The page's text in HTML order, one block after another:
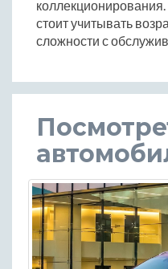
стоит учитывать
сложности с